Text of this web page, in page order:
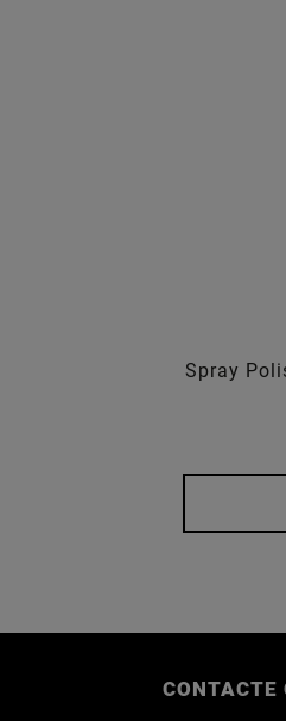
Spray
CONTACTE